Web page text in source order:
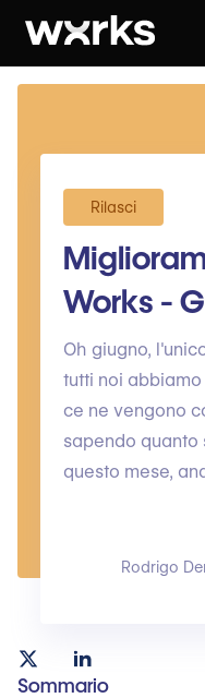
Rilasci
Works -
Oh giugno,
tutti noi
ce ne vengono
sapendo quanto
questo mese,
Rodrigo
Sommario